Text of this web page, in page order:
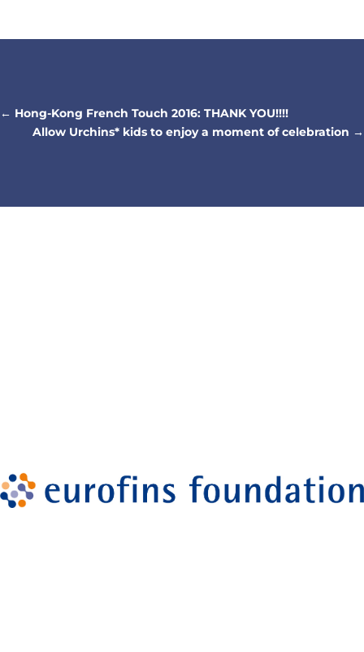
← Hong-Kong French Touch 2016: THANK YOU!!!!
Allow Urchins* kids to enjoy a moment of celebration →